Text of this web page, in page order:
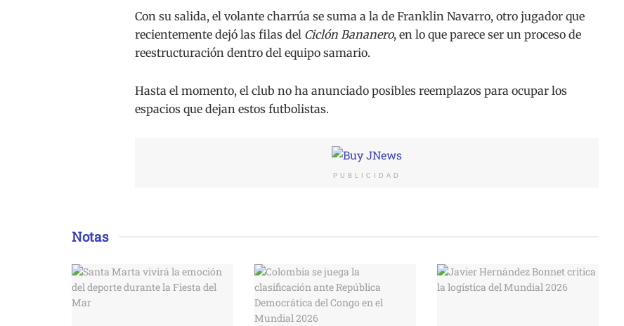
Con su salida, el volante charrúa se suma a la de Franklin Navarro, otro jugador que
recientemente dejó las filas del Ciclón Bananero, en lo que parece ser un proceso de
reestructuración dentro del equipo samario.
Hasta el momento, el club no ha anunciado posibles reemplazos para ocupar los
espacios que dejan estos futbolistas.
PUBLICIDAD
Notas